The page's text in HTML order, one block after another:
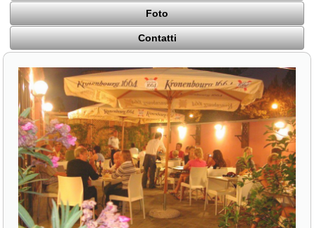
Foto
Contatti